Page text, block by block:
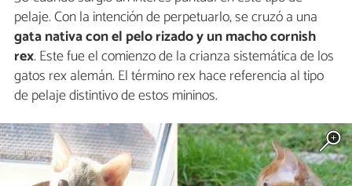
pelaje. Con la intención de perpetuarlo, se cruzó a una
gata nativa con el pelo rizado y un macho cornish
rex. Este fue el comienzo de la crianza sistemática de los
gatos rex alemán. El término rex hace referencia al tipo
de pelaje distintivo de estos mininos.